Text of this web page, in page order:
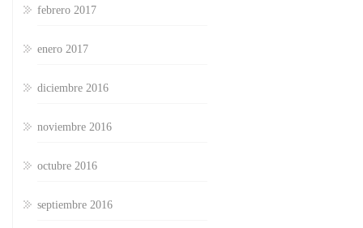
febrero 2017
enero 2017
diciembre 2016
noviembre 2016
octubre 2016
septiembre 2016